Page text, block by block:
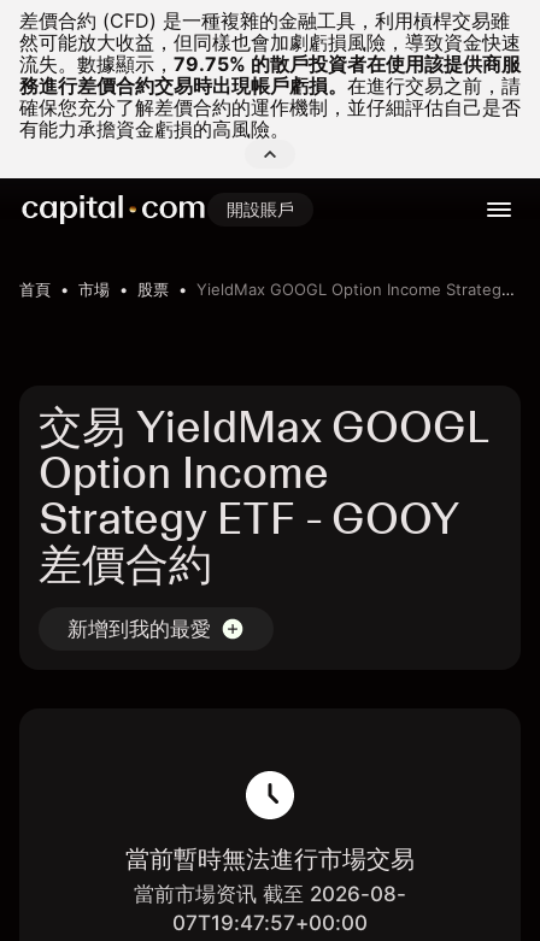
差價合約 (CFD) 是一種複雜的金融工具，利用槓桿交易雖
然可能放大收益，但同樣也會加劇虧損風險，導致資金快速
流失。 數據顯示， 79.75% 的散戶投資者在使用該提供商服
務進行差價合約交易時出現帳戶虧損。 在進行交易之前，請
確保您充分了解差價合約的運作機制，並仔細評估自己是否
有能力承擔資金虧損的高風險。
開設賬戶
首頁 市場 股票 YieldMax GOOGL Option Income Strategy ETF
交易 YieldMax GOOGL
Option Income
Strategy ETF - GOOY
差價合約
新增到我的最愛
當前暫時無法進行市場交易
當前市場资讯 截至 2026-08-
07T19:47:57+00:00